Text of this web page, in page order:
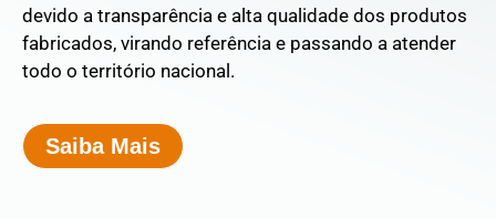
devido a transparência e alta qualidade dos produtos
fabricados, virando referência e passando a atender
todo o território nacional.
Saiba Mais